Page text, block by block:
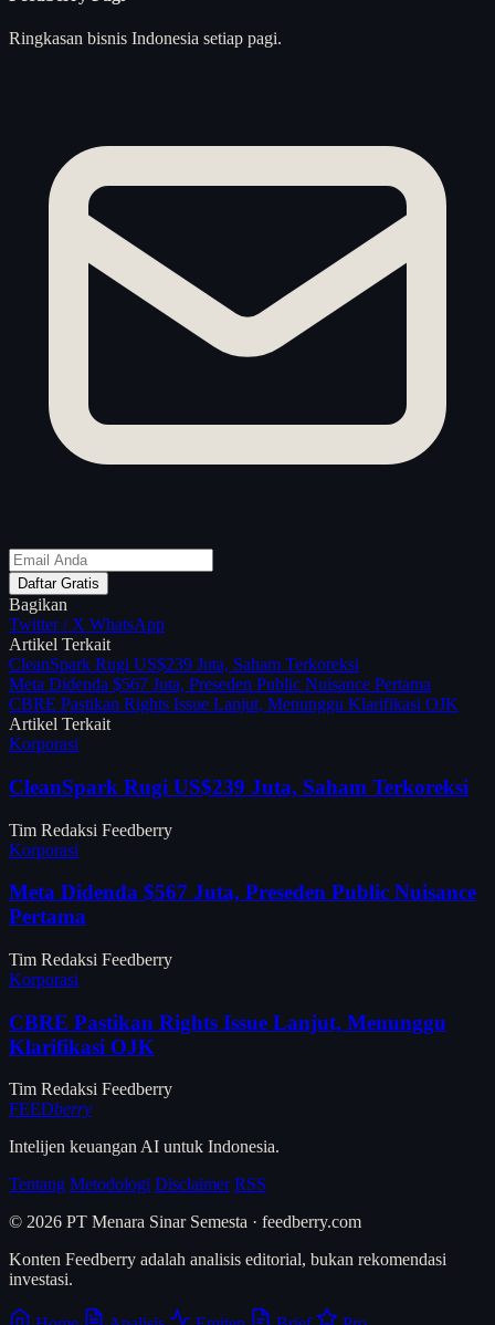
Ringkasan bisnis Indonesia setiap pagi.
Daftar Gratis
Bagikan
Twitter / X WhatsApp
Artikel Terkait
CleanSpark Rugi US$239 Juta, Saham Terkoreksi
Meta Didenda $567 Juta, Preseden Public Nuisance Pertama
CBRE Pastikan Rights Issue Lanjut, Menunggu Klarifikasi OJK
Artikel Terkait
Korporasi
CleanSpark Rugi US$239 Juta, Saham Terkoreksi
Tim Redaksi Feedberry
Korporasi
Meta Didenda $567 Juta, Preseden Public Nuisance
Pertama
Tim Redaksi Feedberry
Korporasi
CBRE Pastikan Rights Issue Lanjut, Menunggu
Klarifikasi OJK
Tim Redaksi Feedberry
FEEDberry
Intelijen keuangan AI untuk Indonesia.
Tentang Metodologi Disclaimer RSS
© 2026 PT Menara Sinar Semesta · feedberry.com
Konten Feedberry adalah analisis editorial, bukan rekomendasi
investasi.